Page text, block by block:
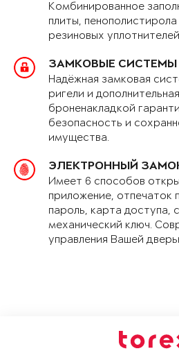
Комбинированное
плиты,
резиновых
ЗАМКОВЫЕ СИСТЕМЫ
Надёжная замковая
ригели и
броненакладкой
безопасность и
имущества.
ЭЛЕКТРОННЫЙ
Имеет 6 способов
приложение, отпечаток
пароль, карта доступа,
механический ключ.
управления Вашей